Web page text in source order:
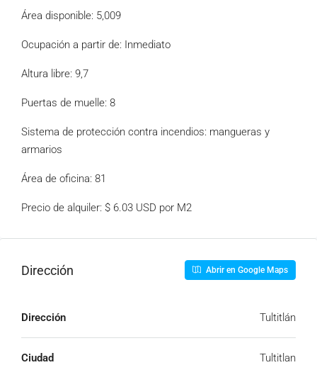
Área disponible: 5,009
Ocupación a partir de: Inmediato
Altura libre: 9,7
Puertas de muelle: 8
Sistema de protección contra incendios: mangueras y
armarios
Área de oficina: 81
Precio de alquiler: $ 6.03 USD por M2
Dirección Abrir en Google Maps
Dirección Tultitlán
Ciudad Tultitlan